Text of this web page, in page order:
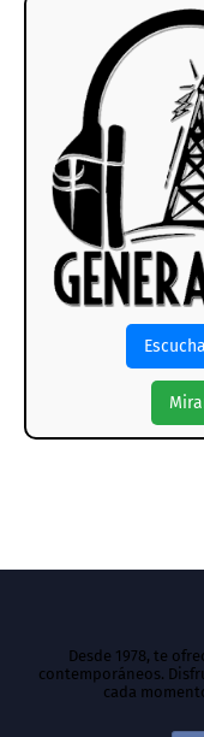
Desde 1978, te
contemporáneos.
cada